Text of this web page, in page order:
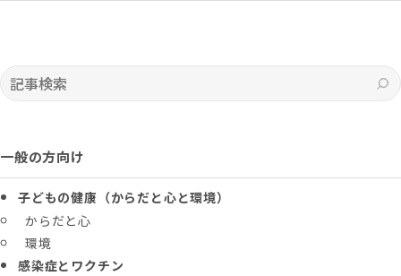
記事検索
一般の方向け
子どもの健康（からだと心と環境）
からだと心
環境
感染症とワクチン